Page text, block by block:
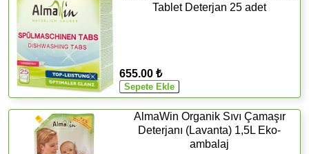
Tablet Deterjan 25 adet
655.00 ₺
AlmaWin Organik Sıvı Çamaşır
Deterjanı (Lavanta) 1,5L Eko-
ambalaj